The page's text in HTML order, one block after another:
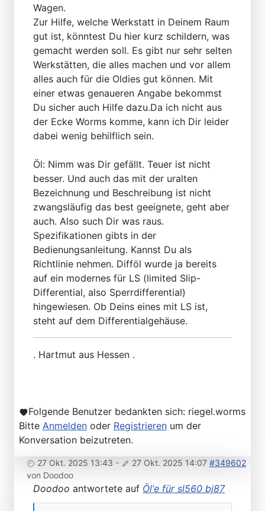
Wagen.
Zur Hilfe, welche Werkstatt in Deinem Raum
gut ist, könntest Du hier kurz schildern, was
gemacht werden soll. Es gibt nur sehr selten
Werkstätten, die alles machen und vor allem
alles auch für die Oldies gut können. Mit
einer etwas genaueren Angabe bekommst
Du sicher auch Hilfe dazu.Da ich nicht aus
der Ecke Worms komme, kann ich Dir leider
dabei wenig behilflich sein.
Öl: Nimm was Dir gefällt. Teuer ist nicht
besser. Und auch das mit der uralten
Bezeichnung und Beschreibung ist nicht
zwangsläufig das best geeignete, geht aber
auch. Also such Dir was raus.
Spezifikationen gibts in der
Bedienungsanleitung. Kannst Du als
Richtlinie nehmen. Difföl wurde ja bereits
auf ein modernes für LS (limited Slip-
Differential, also Sperrdifferential)
hingewiesen. Ob Deins eines mit LS ist,
steht auf dem Differentialgehäuse.
. Hartmut aus Hessen .
Folgende Benutzer bedankten sich: riegel.worms
Bitte Anmelden oder Registrieren um der
Konversation beizutreten.
27 Okt. 2025 13:43 - 27 Okt. 2025 14:07 #349602
von Doodoo
Doodoo antwortete auf Öl‘e für sl560 bj87